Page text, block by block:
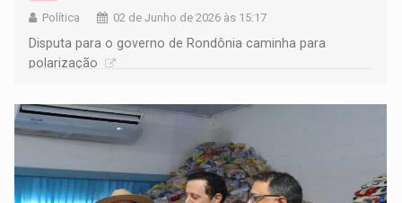
Política 02 de Junho de 2026 às 15:17
Disputa para o governo de Rondônia caminha para
polarização